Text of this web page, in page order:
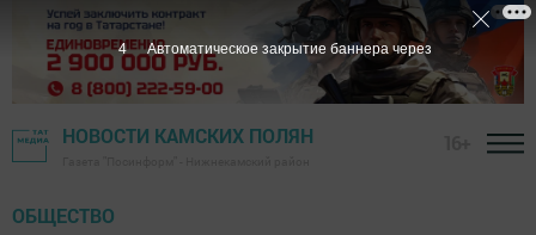
НОВОСТИ КАМСКИХ ПОЛЯН
ОБЩЕСТВО
3 Автоматическое закрытие баннера через